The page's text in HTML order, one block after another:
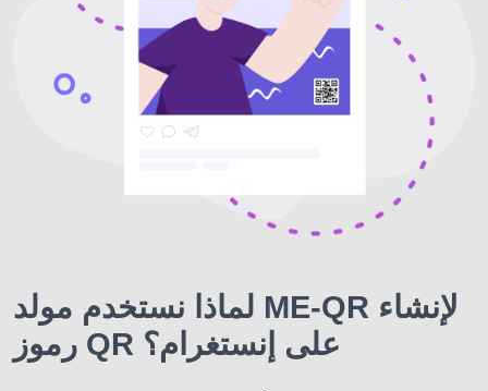
لماذا نستخدم مولد ME-QR لإنشاء
رموز QR على إنستغرام؟